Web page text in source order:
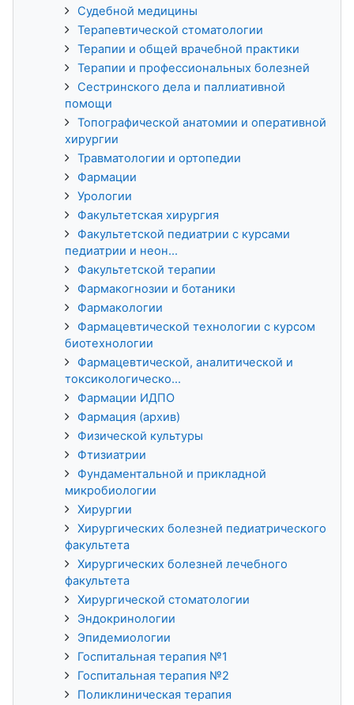
Судебной медицины
Терапевтической стоматологии
Терапии и общей врачебной практики
Терапии и профессиональных болезней
Сестринского дела и паллиативной
помощи
Топографической анатомии и оперативной
хирургии
Травматологии и ортопедии
Фармации
Урологии
Факультетская хирургия
Факультетской педиатрии с курсами
педиатрии и неон...
Факультетской терапии
Фармакогнозии и ботаники
Фармакологии
Фармацевтической технологии с курсом
биотехнологии
Фармацевтической, аналитической и
токсикологическо...
Фармации ИДПО
Фармация (архив)
Физической культуры
Фтизиатрии
Фундаментальной и прикладной
микробиологии
Хирургии
Хирургических болезней педиатрического
факультета
Хирургических болезней лечебного
факультета
Хирургической стоматологии
Эндокринологии
Эпидемиологии
Госпитальная терапия №1
Госпитальная терапия №2
Поликлиническая терапия